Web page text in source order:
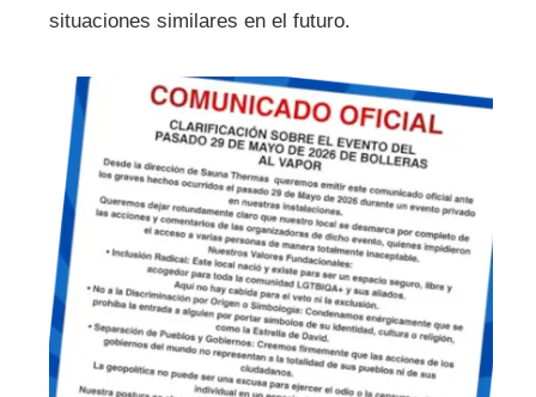
situaciones similares en el futuro.